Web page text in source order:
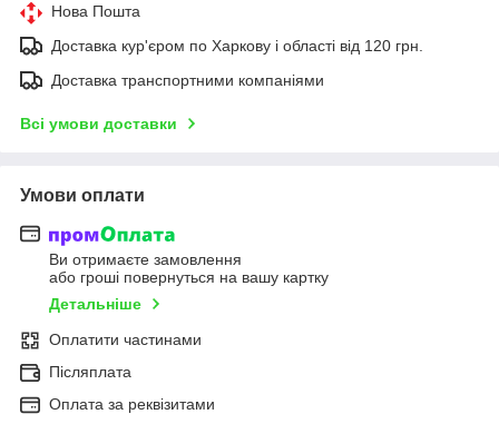
Нова Пошта
Доставка кур'єром по Харкову і області від 120 грн.
Доставка транспортними компаніями
Всі умови доставки
Умови оплати
Ви отримаєте замовлення
або гроші повернуться на вашу картку
Детальніше
Оплатити частинами
Післяплата
Оплата за реквізитами